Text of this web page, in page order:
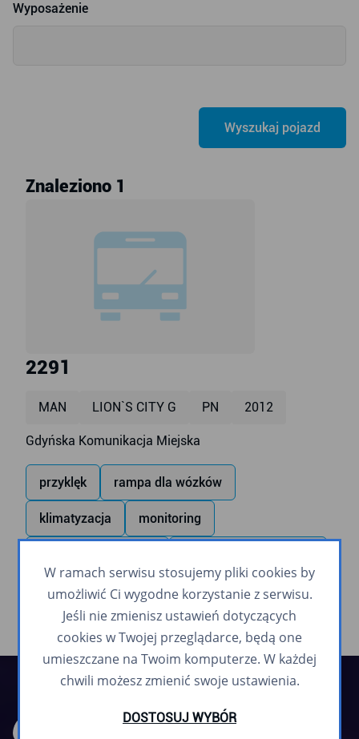
Wyposażenie
Znaleziono 1
2291
MAN LION`S CITY G PN 2012
Gdyńska Komunikacja Miejska
przyklęk rampa dla wózków
klimatyzacja monitoring
W ramach serwisu stosujemy pliki cookies by
umożliwić Ci wygodne korzystanie z serwisu.
Jeśli nie zmienisz ustawień dotyczących
cookies w Twojej przeglądarce, będą one
umieszczane na Twoim komputerze. W każdej
chwili możesz zmienić swoje ustawienia.
DOSTOSUJ WYBÓR